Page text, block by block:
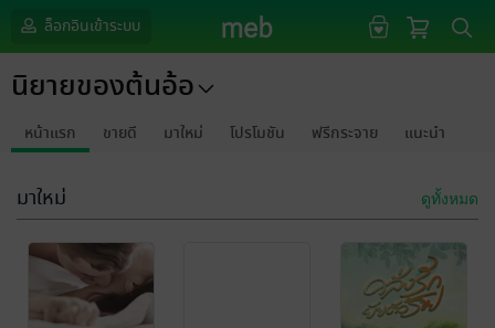
ล็อกอินเข้าระบบ
นิยายของต้นอ้อ
หน้าแรก ขายดี มาใหม่ โปรโมชัน ฟรีกระจาย แนะนำ
มาใหม่ ดูทั้งหมด